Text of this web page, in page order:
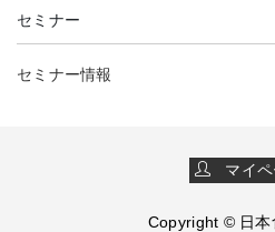
セミナー
セミナー情報
マイペ
Copyright © 日本